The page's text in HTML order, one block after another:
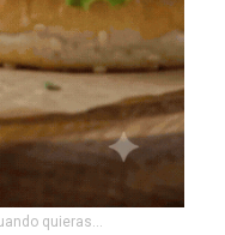
quieras...